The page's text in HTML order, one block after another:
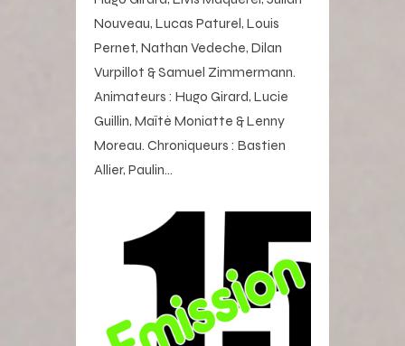
Nouveau, Lucas Paturel, Louis
Pernet, Nathan Vedeche, Dilan
Vurpillot & Samuel Zimmermann.
Animateurs : Hugo Girard, Lucie
Guillin, Maïté Moniatte & Lenny
Moreau. Chroniqueurs : Bastien
Allier, Paulin…